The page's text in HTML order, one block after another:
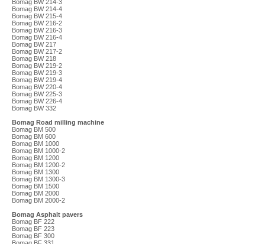
Bomag BW 214-3
Bomag BW 214-4
Bomag BW 215-4
Bomag BW 216-2
Bomag BW 216-3
Bomag BW 216-4
Bomag BW 217
Bomag BW 217-2
Bomag BW 218
Bomag BW 219-2
Bomag BW 219-3
Bomag BW 219-4
Bomag BW 220-4
Bomag BW 225-3
Bomag BW 226-4
Bomag BW 332
Bomag Road milling machine
Bomag BM 500
Bomag BM 600
Bomag BM 1000
Bomag BM 1000-2
Bomag BM 1200
Bomag BM 1200-2
Bomag BM 1300
Bomag BM 1300-3
Bomag BM 1500
Bomag BM 2000
Bomag BM 2000-2
Bomag Asphalt pavers
Bomag BF 222
Bomag BF 223
Bomag BF 300